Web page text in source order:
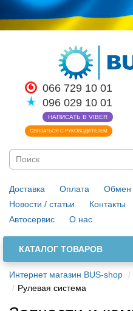
066 729 10 01
096 029 10 01
НАПИСАТЬ В VIBER
СВЯЗАТЬСЯ С РУКОВОДИТЕЛЕМ
Доставка Оплата Обмен
Новости / статьи
Контакты
Автосервис
О нас
КАТАЛОГ ТОВАРОВ
Интернет магазин BUS-shop
Рулевая система
Язык магазина
Выберите
Русский